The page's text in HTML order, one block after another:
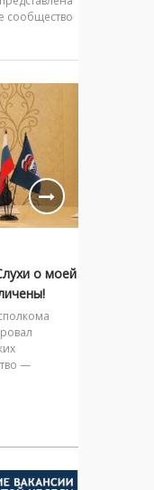
сообщество
о моей
—